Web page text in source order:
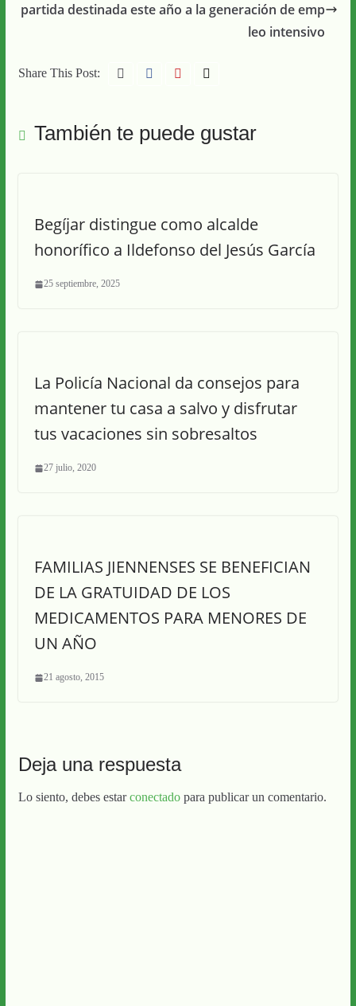
partida destinada este año a la generación de emp
leo intensivo
Share This Post:
También te puede gustar
Begíjar distingue como alcalde
honorífico a Ildefonso del Jesús García
25 septiembre, 2025
La Policía Nacional da consejos para
mantener tu casa a salvo y disfrutar
tus vacaciones sin sobresaltos
27 julio, 2020
FAMILIAS JIENNENSES SE BENEFICIAN
DE LA GRATUIDAD DE LOS
MEDICAMENTOS PARA MENORES DE
UN AÑO
21 agosto, 2015
Deja una respuesta
Lo siento, debes estarconectadopara publicar un comentario.